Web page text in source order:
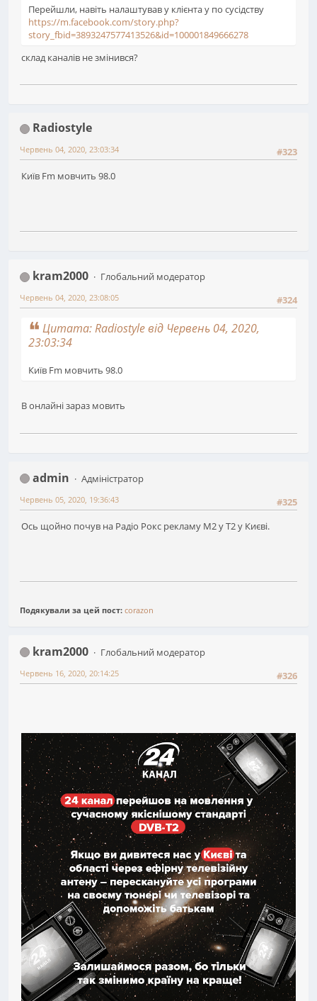
Перейшли, навіть налаштував у клієнта у по сусідству
https://m.facebook.com/story.php?
story_fbid=3893247577413526&id=100001849666278
склад каналів не змінився?
Radiostyle
#323
Червень 04, 2020, 23:03:34
Київ Fm мовчить 98.0
kram2000
Глобальний модератор
#324
Червень 04, 2020, 23:08:05
Цитата: Radiostyle від Червень 04, 2020,
23:03:34
Київ Fm мовчить 98.0
В онлайні зараз мовить
admin
Адміністратор
#325
Червень 05, 2020, 19:36:43
Ось щойно почув на Радіо Рокс рекламу М2 у Т2 у Києві.
Подякували за цей пост: corazon
kram2000
Глобальний модератор
#326
Червень 16, 2020, 20:14:25